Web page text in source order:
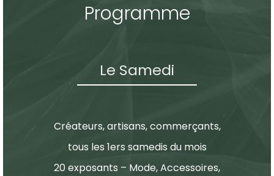
Programme
Le Samedi
Créateurs, artisans, commerçants,
tous les 1ers samedis du mois
20 exposants – Mode, Accessoires,